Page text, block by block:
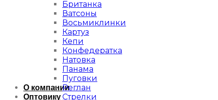
О компании
Оптовику
Британка
Ватсоны
Восьмиклинки
Картуз
Кепи
Конфедератка
Натовка
Панама
Пуговки
Реглан
Стрелки